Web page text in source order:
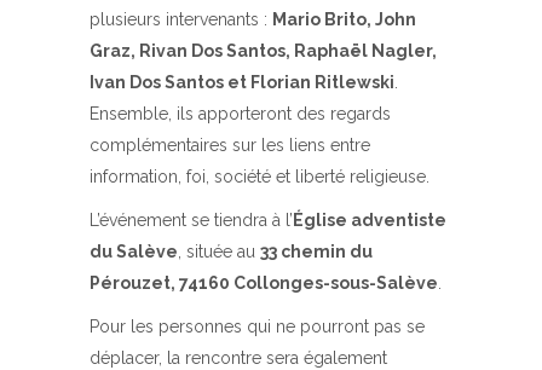
plusieurs intervenants : Mario Brito, John
Graz, Rivan Dos Santos, Raphaël Nagler,
Ivan Dos Santos et Florian Ritlewski.
Ensemble, ils apporteront des regards
complémentaires sur les liens entre
information, foi, société et liberté religieuse.
L’événement se tiendra à l’ Église adventiste
du Salève, située au 33 chemin du
Pérouzet, 74160 Collonges-sous-Salève.
Pour les personnes qui ne pourront pas se
déplacer, la rencontre sera également